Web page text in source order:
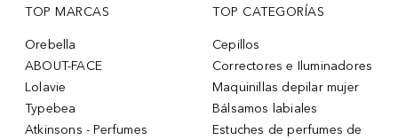
TOP MARCAS
Orebella
ABOUT-FACE
Lolavie
Typebea
Atkinsons - Perfumes
TOP CATEGORÍAS
Cepillos
Correctores e Iluminadores
Maquinillas depilar mujer
Bálsamos labiales
Estuches de perfumes de